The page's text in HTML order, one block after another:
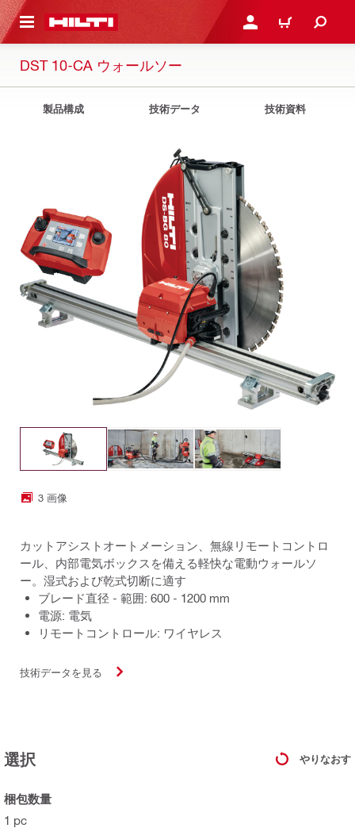
内容を表示 ログイン・新規オンライ
カート
DST 10-CA ウォールソー
製品構成 技術データ 技術資料
3 画像
カットアシストオートメーション、無線リモートコントロ
ール、内部電気ボックスを備える軽快な電動ウォールソ
ー。湿式および乾式切断に適す
ブレード直径 - 範囲: 600 - 1200 mm
電源: 電気
リモートコントロール: ワイヤレス
技術データを見る
選択 やりなおす
梱包数量
1 pc